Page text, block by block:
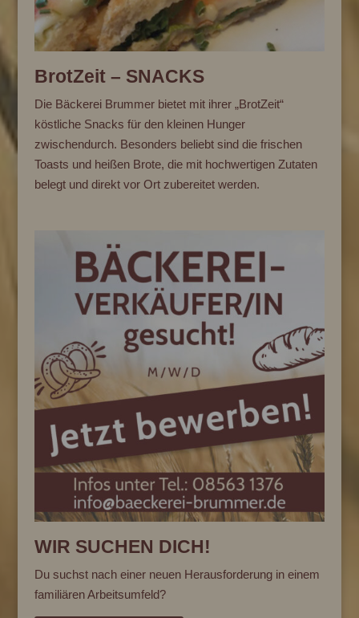
BrotZeit – SNACKS
Die Bäckerei Brummer bietet mit ihrer „BrotZeit“
köstliche Snacks für den kleinen Hunger
zwischendurch. Besonders beliebt sind die frischen
Toasts und heißen Brote, die mit hochwertigen Zutaten
belegt und direkt vor Ort zubereitet werden.
WIR SUCHEN DICH!
Du suchst nach einer neuen Herausforderung in einem
familiären Arbeitsumfeld?